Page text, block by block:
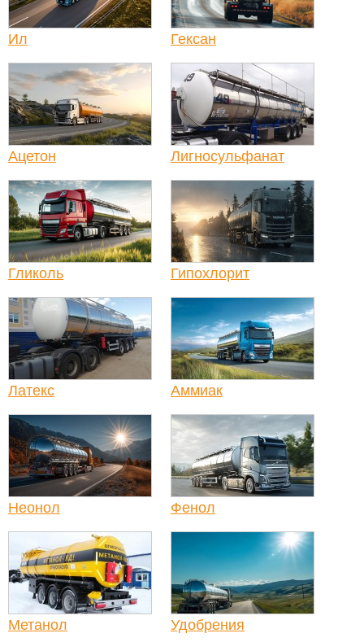
Ил Гексан
Ацетон Лигносульфанат
Гликоль Гипохлорит
Латекс Аммиак
Неонол Фенол
Метанол Удобрения